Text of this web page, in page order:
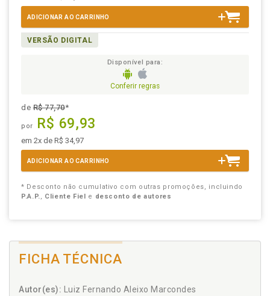
ADICIONAR AO CARRINHO
VERSÃO DIGITAL
Disponível para:
Conferir regras
deR$ 77,70*
por R$ 69,93
em 2x de R$ 34,97
ADICIONAR AO CARRINHO
* Desconto não cumulativo com outras promoções, incluindo
P.A.P., Cliente Fiel e desconto de autores
FICHA TÉCNICA
Autor(es): Luiz Fernando Aleixo Marcondes